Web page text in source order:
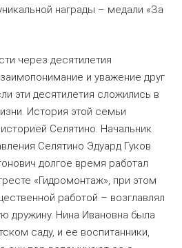
награды – медали «За
через десятилетия
и уважение друг
эти десятилетия сложились в
История этой семьи
Селятино. Начальник
Селятино Эдуард Гуков
долгое время работал
«Гидромонтаж», при этом
работой – возглавлял
дружину. Нина Ивановна была
саду, и ее воспитанники,